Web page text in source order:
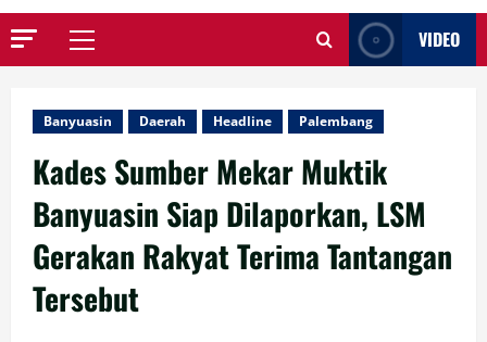
Primary
VIDEO
Banyuasin Daerah Headline Palembang
Kades Sumber Mekar Muktik
Banyuasin Siap Dilaporkan, LSM
Gerakan Rakyat Terima Tantangan
Tersebut